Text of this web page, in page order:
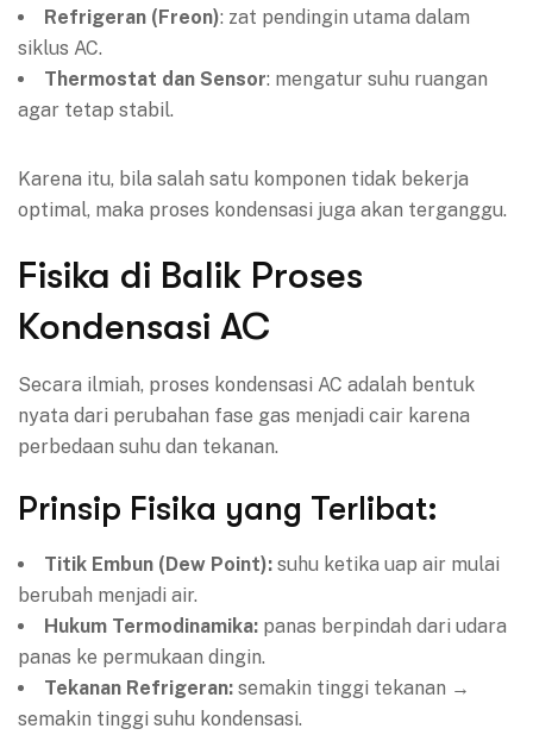
Refrigeran (Freon): zat pendingin utama dalam
siklus AC.
Thermostat dan Sensor: mengatur suhu ruangan
agar tetap stabil.
Karena itu, bila salah satu komponen tidak bekerja
optimal, maka proses kondensasi juga akan terganggu.
Fisika di Balik Proses
Kondensasi AC
Secara ilmiah, proses kondensasi AC adalah bentuk
nyata dari perubahan fase gas menjadi cair karena
perbedaan suhu dan tekanan.
Prinsip Fisika yang Terlibat:
Titik Embun (Dew Point): suhu ketika uap air mulai
berubah menjadi air.
Hukum Termodinamika: panas berpindah dari udara
panas ke permukaan dingin.
Tekanan Refrigeran: semakin tinggi tekanan →
semakin tinggi suhu kondensasi.